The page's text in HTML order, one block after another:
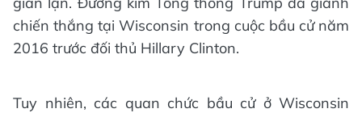
chiến thắng tại Wisconsin trong cuộc bầu cử năm
2016 trước đối thủ Hillary Clinton.
Tuy nhiên, các quan chức bầu cử ở Wisconsin